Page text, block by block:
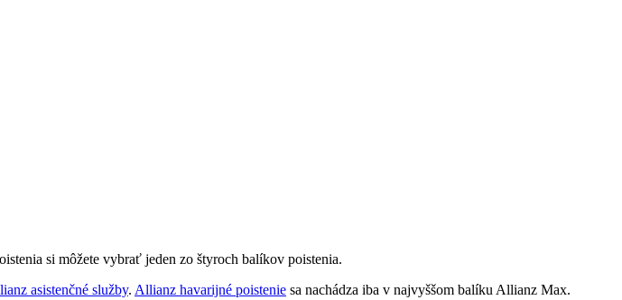
si môžete vybrať jeden zo štyroch balíkov poistenia.
asistenčné služby. Allianz havarijné poistenie sa nachádza iba v najvyššom balíku Allianz Max.